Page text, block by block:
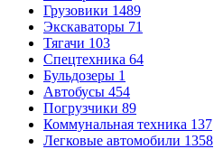
Грузовики 1489
Экскаваторы 71
Тягачи 103
Спецтехника 64
Бульдозеры 1
Автобусы 454
Погрузчики 89
Коммунальная техника 137
Легковые автомобили 1358